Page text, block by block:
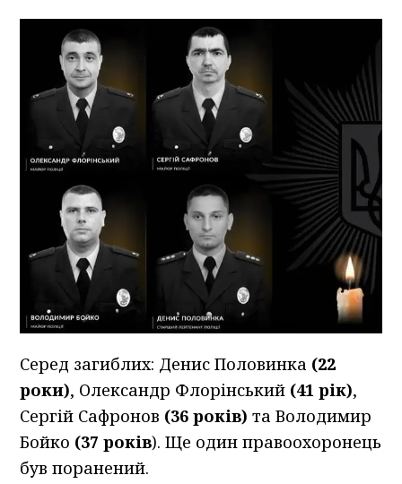
Серед загиблих: Денис Половинка (22
роки), Олександр Флорінський (41 рік),
Сергій Сафронов (36 років) та Володимир
Бойко (37 років). Ще один правоохоронець
був поранений.